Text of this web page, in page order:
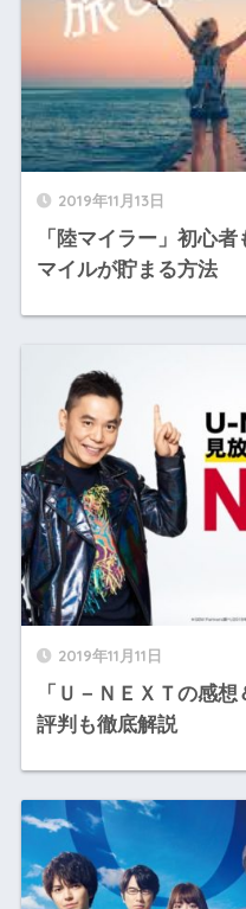
2019年11月13日
「陸マイラー」初心
マイルが貯まる方法
2019年11月11日
「Ｕ－ＮＥＸＴの感
評判も徹底解説